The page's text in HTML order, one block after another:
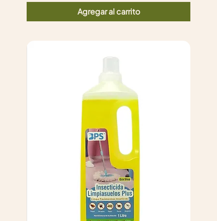
Agregar al carrito